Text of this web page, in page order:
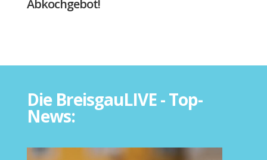
Abkochgebot!
Die BreisgauLIVE - Top-
News: